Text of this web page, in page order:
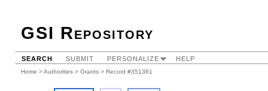
GSI Repository
SEARCH SUBMIT PERSONALIZE HELP
Home >Authorities > Grants > Record #351361